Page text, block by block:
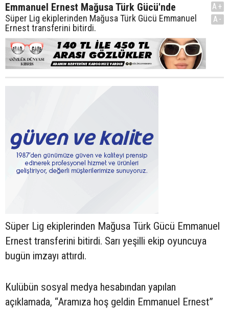
Emmanuel Ernest Mağusa Türk Gücü'nde
Süper Lig ekiplerinden Mağusa Türk Gücü Emmanuel
Ernest transferini bitirdi.
A+
A-
Süper Lig ekiplerinden Mağusa Türk Gücü Emmanuel
Ernest transferini bitirdi. Sarı yeşilli ekip oyuncuya
bugün imzayı attırdı.
Kulübün sosyal medya hesabından yapılan
açıklamada, “Aramıza hoş geldin Emmanuel Ernest”